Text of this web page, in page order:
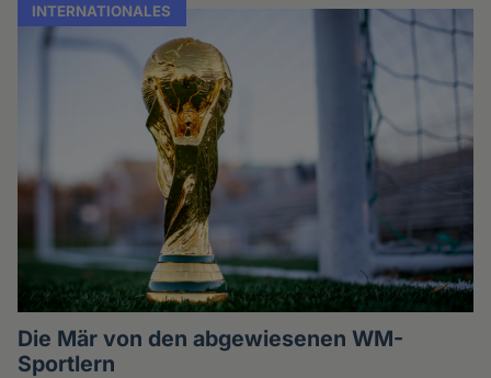
INTERNATIONALES
Die Mär von den abgewiesenen WM-
Sportlern